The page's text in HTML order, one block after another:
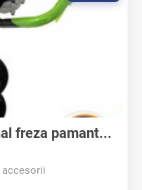
freza pamant...
accesorii